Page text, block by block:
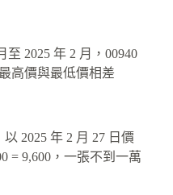
至 2025 年 2 月，00940
高價與最低價相差
2025 年 2 月 27 日價
= 9,600，一張不到一萬